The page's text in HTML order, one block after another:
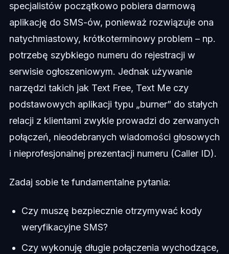
specjalistów początkowo pobiera darmową
aplikację do SMS-ów, ponieważ rozwiązuje ona
natychmiastowy, krótkoterminowy problem – np.
potrzebę szybkiego numeru do rejestracji w
serwisie ogłoszeniowym. Jednak używanie
narzędzi takich jak Text Free, Text Me czy
podstawowych aplikacji typu „burner” do stałych
relacji z klientami zwykle prowadzi do zerwanych
połączeń, nieodebranych wiadomości głosowych
i nieprofesjonalnej prezentacji numeru (Caller ID).
Zadaj sobie te fundamentalne pytania:
Czy muszę bezpiecznie otrzymywać kody
weryfikacyjne SMS?
Czy wykonuję długie połączenia wychodzące,